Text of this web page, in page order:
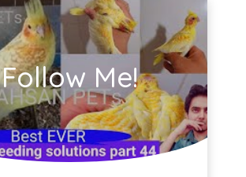
Follow Me!